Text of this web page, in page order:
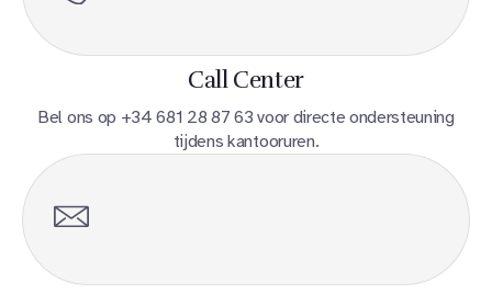
Call Center
Bel ons op +34 681 28 87 63 voor directe ondersteuning
tijdens kantooruren.